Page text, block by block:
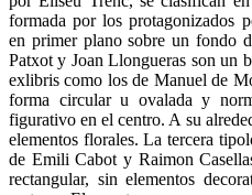
formada por los protagonizados
en primer plano sobre un fondo
Patxot y Joan Llongueras son un
exlibris como los de Manuel de
forma circular u ovalada y
figurativo en el centro. A su
elementos florales. La tercera
de Emili Cabot y Raimon
rectangular, sin elementos